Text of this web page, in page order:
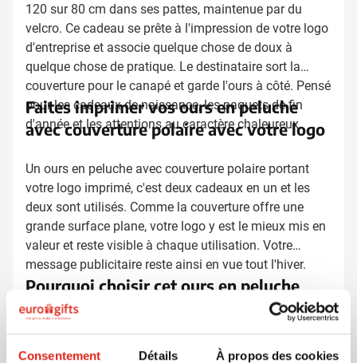
Consentement Détails À propos des cookies
120 sur 80 cm dans ses pattes, maintenue par du
velcro. Ce cadeau se prête à l'impression de votre logo
d'entreprise et associe quelque chose de doux à
quelque chose de pratique. Le destinataire sort la
couverture pour le canapé et garde l'ours à côté. Pensé
pour les cadeaux de naissance, les paquets de fin
d'année et les attentions au caractère chaleureux.
Faites imprimer vos ours en peluche
avec couverture polaire avec votre logo
Un ours en peluche avec couverture polaire portant
votre logo imprimé, c'est deux cadeaux en un et les
deux sont utilisés. Comme la couverture offre une
grande surface plane, votre logo y est le mieux mis en
valeur et reste visible à chaque utilisation. Votre
message publicitaire reste ainsi en vue tout l'hiver.
Pourquoi choisir cet ours en peluche
avec couverture polaire
L'ours en peluche douce reçoit généralement une place